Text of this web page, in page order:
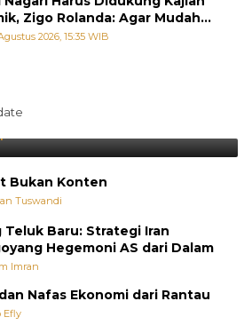
Zigo Rolanda: Agar Mudah
di Kementerian
2026, 15:35 WIB
tetapi Jepang Selalu
Kejutan
Bukan Konten
Tuswandi
Teluk Baru: Strategi Iran
Hegemoni AS dari Dalam
Imran
Nafas Ekonomi dari Rantau
Efly